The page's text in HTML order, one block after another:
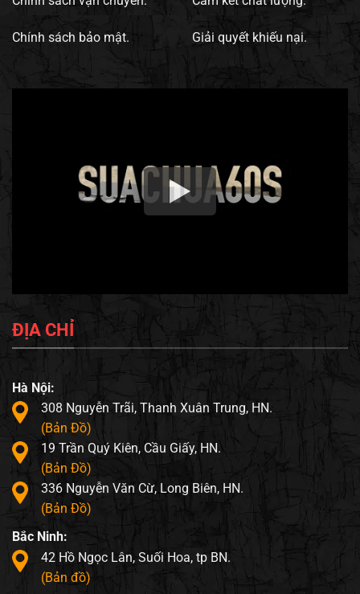
Chính sách bảo mật. Giải quyết khiếu nại.
ĐỊA CHỈ
Hà Nội:
308 Nguyễn Trãi, Thanh Xuân Trung, HN.
(Bản Đồ)
19 Trần Quý Kiên, Cầu Giấy, HN.
(Bản Đồ)
336 Nguyễn Văn Cừ, Long Biên, HN.
(Bản Đồ)
Bắc Ninh:
42 Hồ Ngọc Lân, Suối Hoa, tp BN.
(Bản đồ)